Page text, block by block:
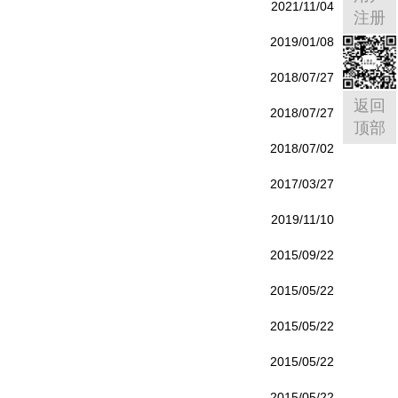
2021/11/04
2019/01/08
2018/07/27
2018/07/27
2018/07/02
2017/03/27
2019/11/10
2015/09/22
2015/05/22
2015/05/22
2015/05/22
注册
返回
顶部